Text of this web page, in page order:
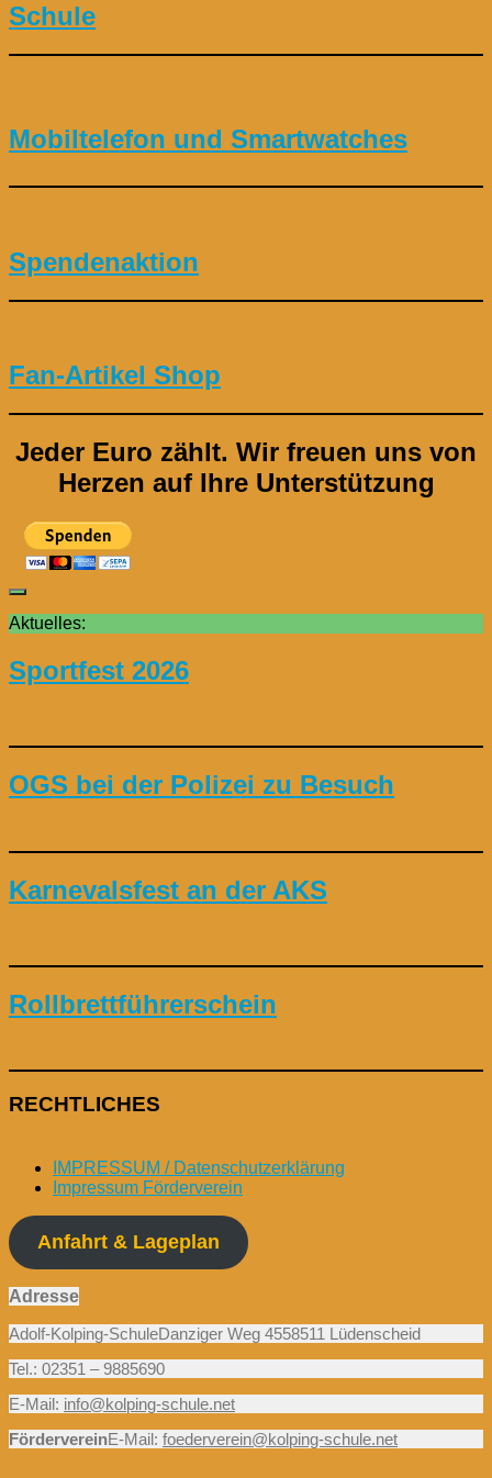
Schule
Mobiltelefon und Smartwatches
Spendenaktion
Fan-Artikel Shop
Jeder Euro zählt. Wir freuen uns von
Herzen auf Ihre Unterstützung
Aktuelles:
Sportfest 2026
OGS bei der Polizei zu Besuch
Karnevalsfest an der AKS
Rollbrettführerschein
RECHTLICHES
IMPRESSUM / Datenschutzerklärung
Impressum Förderverein
Anfahrt & Lageplan
Adresse
Adolf-Kolping-SchuleDanziger Weg 4558511 Lüdenscheid
Tel.: 02351 – 9885690
E-Mail: info@kolping-schule.net
FördervereinE-Mail: foederverein@kolping-schule.net